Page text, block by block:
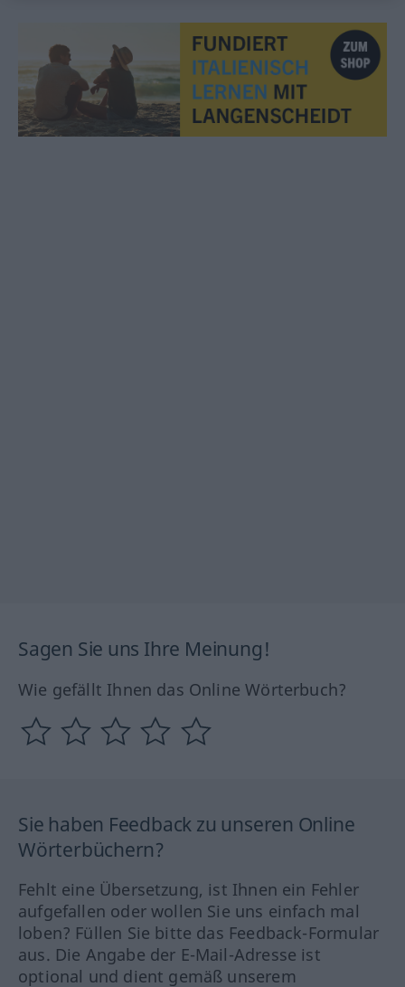
Sagen Sie uns Ihre Meinung!
Wie gefällt Ihnen das Online Wörterbuch?
Sie haben Feedback zu unseren Online
Wörterbüchern?
Fehlt eine Übersetzung, ist Ihnen ein Fehler
aufgefallen oder wollen Sie uns einfach mal
loben? Füllen Sie bitte das Feedback-Formular
aus. Die Angabe der E-Mail-Adresse ist
optional und dient gemäß unserem